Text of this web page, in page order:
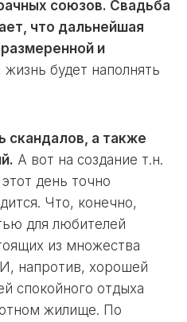
союзов. Свадьба
что дальнейшая
и
жизнь будет наполнять
скандалов, а также
А вот на создание т.н.
день точно
Что, конечно,
для любителей
из множества
напротив, хорошей
спокойного отдыха
жилище. По